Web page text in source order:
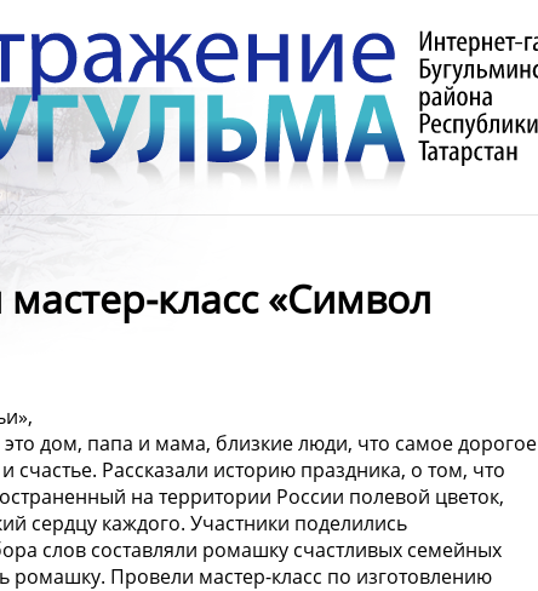
класс «Символ
дом, папа и мама, близкие люди, что самое дорогое
Рассказали историю праздника, о том, что
на территории России полевой цветок,
сердцу каждого. Участники поделились
слов составляли ромашку счастливых семейных
ромашку. Провели мастер-класс по изготовлению